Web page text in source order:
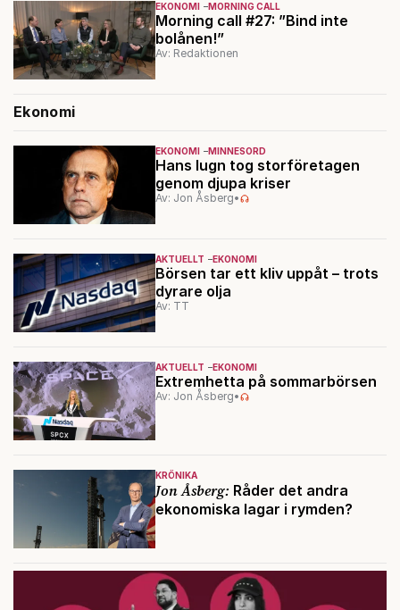
EKONOMI MORNING CALL
Morning call #27: ”Bind inte
bolånen!”
Av: Redaktionen
Ekonomi
EKONOMI MINNESORD
Hans lugn tog storföretagen
genom djupa kriser
Av: Jon Åsberg•
AKTUELLT EKONOMI
Börsen tar ett kliv uppåt – trots
dyrare olja
Av: TT
AKTUELLT EKONOMI
Extremhetta på sommarbörsen
Av: Jon Åsberg•
KRÖNIKA
Jon Åsberg: Råder det andra
ekonomiska lagar i rymden?